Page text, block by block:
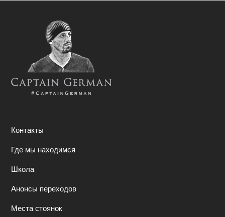
Контакты
Где мы находимся
Школа
Анонсы переходов
Места стоянок